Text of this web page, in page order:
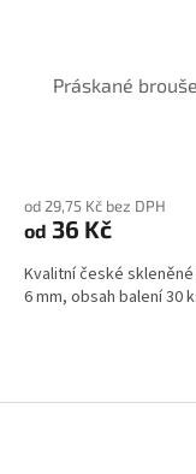
Práskané
od 29,75 Kč bez DPH
od 36 Kč
Kvalitní české
6 mm, obsah balení 30